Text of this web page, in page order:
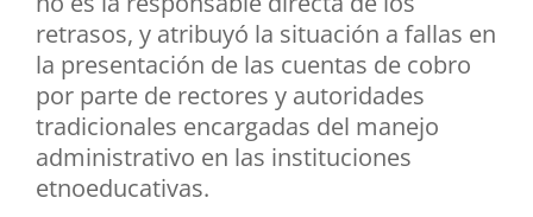
retrasos, y atribuyó la situación a fallas en
la presentación de las cuentas de cobro
por parte de rectores y autoridades
tradicionales encargadas del manejo
administrativo en las instituciones
etnoeducativas.